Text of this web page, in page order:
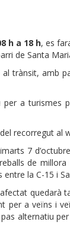
h a 18 h, es
de Santa
trànsit, amb
per a turismes
recorregut al
7
de
la C-15 i
quedarà
per a veïns i
alternatiu